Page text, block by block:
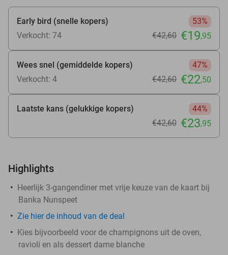
Early bird (snelle kopers)
53%
Verkocht: 74
€42,60 €19,95
Wees snel (gemiddelde kopers)
47%
Verkocht: 4
€42,60 €22,50
Laatste kans (gelukkige kopers)
44%
€42,60 €23,95
Highlights
Heerlijk 3-gangendiner met vrije keuze van de kaart bij
Banka Nunspeet
Zie hierde inhoud van de deal
Kies bijvoorbeeld voor de champignons uit de oven,
ravioli en als dessert dame blanche